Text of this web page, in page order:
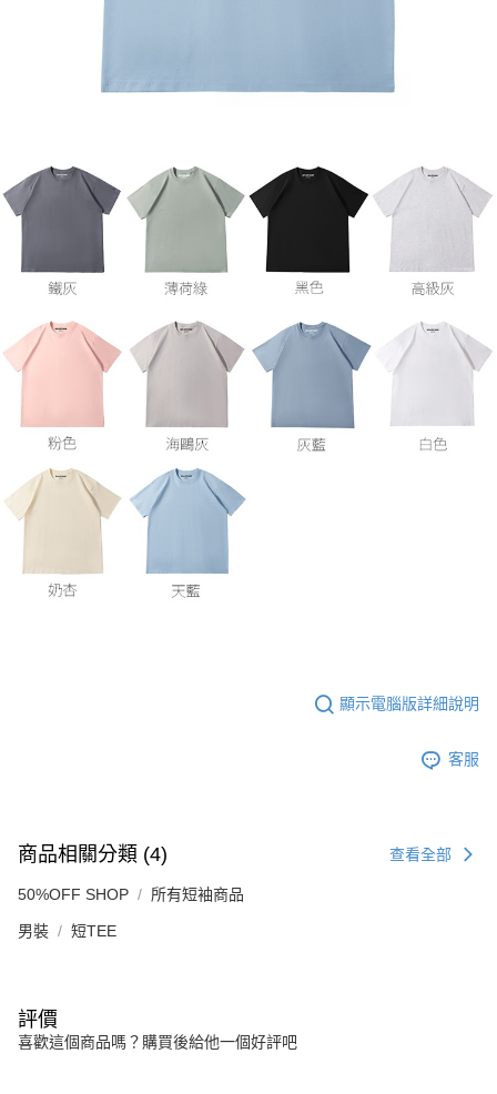
顯示電腦版詳細說明
客服
商品相關分類 (4) 查看全部
50%OFF SHOP 所有短袖商品
男裝 短TEE
評價
喜歡這個商品嗎？購買後給他一個好評吧